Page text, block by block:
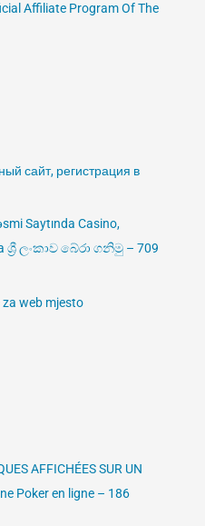
Affiliate Program Of The
сайт, регистрация в
Saytında Casino,
ශ්‍රී ලංකාව බේරා ගනිමු – 709
web mjesto
AFFICHÉES SUR UN
Poker en ligne – 186